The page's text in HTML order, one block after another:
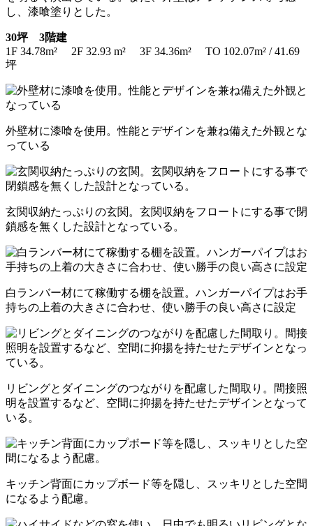
し、漆喰塗りとした。
30坪 3階建
1F 34.78m² 2F 32.93 m² 3F 34.36m² TO 102.07m² / 41.69
坪
外壁材に漆喰を使用。性能とデザインを兼ね備えた外観とな
っている
玄関収納たっぷりの玄関。玄関収納をフロートにする事で閉
鎖感を無くした設計となっている。
白ランバー材にて稼働する棚を設置。ハンガーパイプはお手
持ちの上着の大きさに合わせ、使い勝手の良い高さに設定
リビングとダイニングのつながりを配慮した間取り。間接照
明を設置するなど、空間に抑揚を持たせたデザインとなって
いる。
キッチン背面にカップボード等を隠し、スッキリとした空間
になるよう配慮。